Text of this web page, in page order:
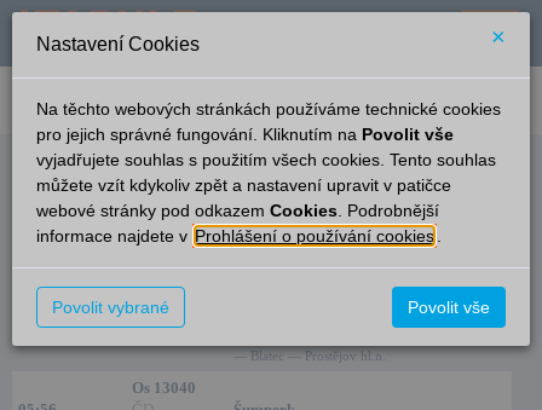
verze: 2.0.6 podpora: help-tabule@oltis.cz
English
Odjezdy
Bludov
Čas/Aktuální Vlak/Linka Cíl/Přes Nást./Kolej
05:35
Os 3709
— Blatec — Prostějov hl.n.
–
Os 13040
Nastavení Cookies ×
Na těchto webových stránkách používáme technické cookies
pro jejich správné fungování. Kliknutím na Povolit vše
vyjadřujete souhlas s použitím všech cookies. Tento souhlas
můžete vzít kdykoliv zpět a nastavení upravit v patičce
webové stránky pod odkazem Cookies . Podrobnější
informace najdete v Prohlášení o používání cookies
Povolit vybrané Povolit vše